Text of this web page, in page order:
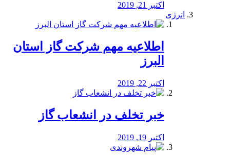
اکتبر 21, 2019
انرژی
️اطلاعیه مهم شرکت گاز استان
البرز
اکتبر 22, 2019
خبر تخلف در انشعاب گاز
اکتبر 19, 2019